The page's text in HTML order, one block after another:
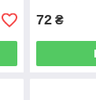
72 ₴